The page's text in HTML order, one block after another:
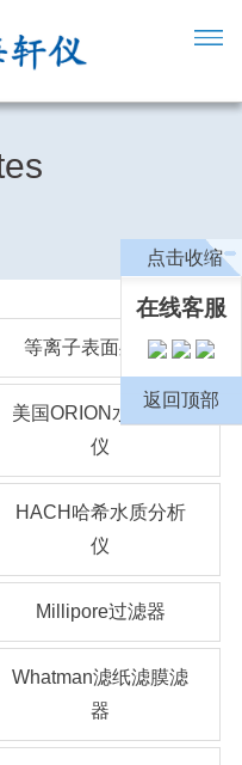
等离子表面处理机
美国ORION水质分析
仪
HACH哈希水质分析
仪
Millipore过滤器
Whatman滤纸滤膜滤
器
点击收缩
在线客服
返回顶部